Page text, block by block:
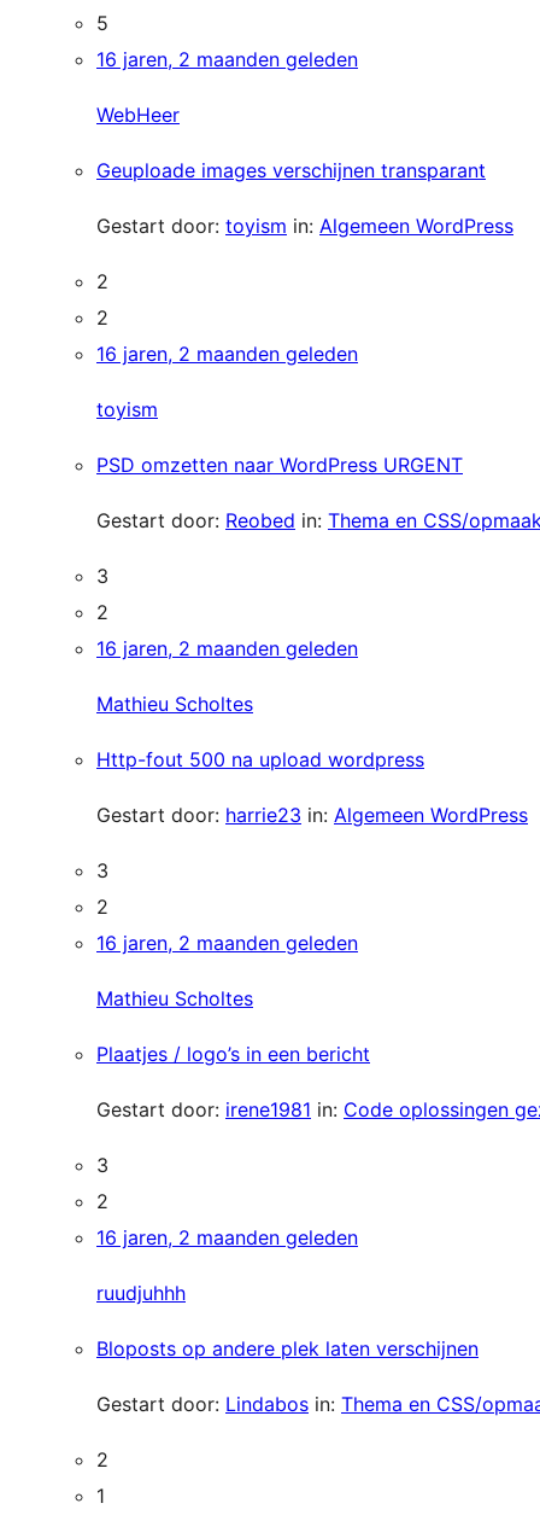
5
16 jaren, 2 maanden geleden
WebHeer
Geuploade images verschijnen transparant
Gestart door: toyism in: Algemeen WordPress
2
2
16 jaren, 2 maanden geleden
toyism
PSD omzetten naar WordPress URGENT
Gestart door: Reobed in: Thema en CSS/
3
2
16 jaren, 2 maanden geleden
Mathieu Scholtes
Http-fout 500 na upload wordpress
Gestart door: harrie23 in: Algemeen WordPress
3
2
16 jaren, 2 maanden geleden
Mathieu Scholtes
Plaatjes / logo’s in een bericht
Gestart door: irene1981 in: Code oplossingen
3
2
16 jaren, 2 maanden geleden
ruudjuhhh
Bloposts op andere plek laten verschijnen
Gestart door: Lindabos in: Thema en CSS/
2
1